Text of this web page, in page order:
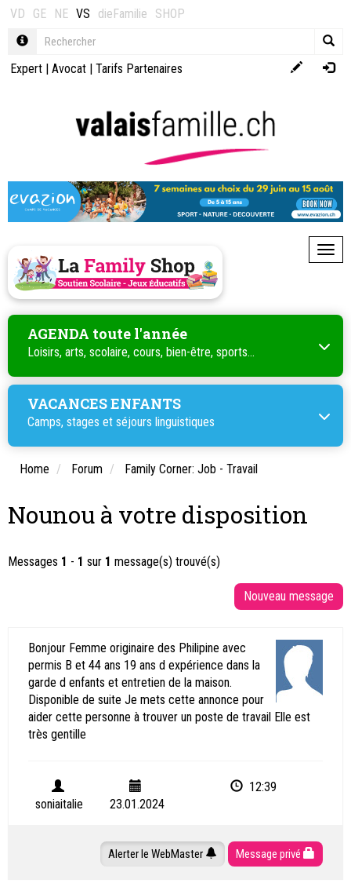
VD GE NE VS dieFamilie SHOP
Expert | Avocat | Tarifs Partenaires
AGENDA toute l'année
Loisirs, arts, scolaire, cours, bien-être, sports...
VACANCES ENFANTS
Camps, stages et séjours linguistiques
Home Forum Family Corner: Job - Travail
Nounou à votre disposition
Messages 1 - 1 sur 1 message(s) trouvé(s)
Bonjour Femme originaire des Philipine avec
permis B et 44 ans 19 ans d expérience dans la
garde d enfants et entretien de la maison.
Disponible de suite Je mets cette annonce pour
aider cette personne à trouver un poste de travail Elle est
très gentille
soniaitalie 23.01.2024
12:39
Alerter le WebMaster Message privé